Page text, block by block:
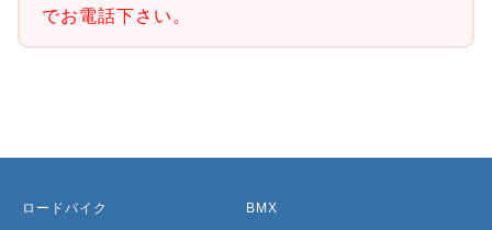
でお電話下さい。
ロードバイク BMX